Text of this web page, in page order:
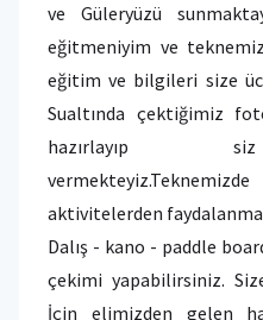
ve Güleryüzü
eğitmeniyim ve
eğitim ve bilgileri size
Sualtında çektiğimiz
hazırlayıp
aktivitelerden
Dalış - kano - paddle
çekimi yapabilirsiniz.
İçin elimizden gelen